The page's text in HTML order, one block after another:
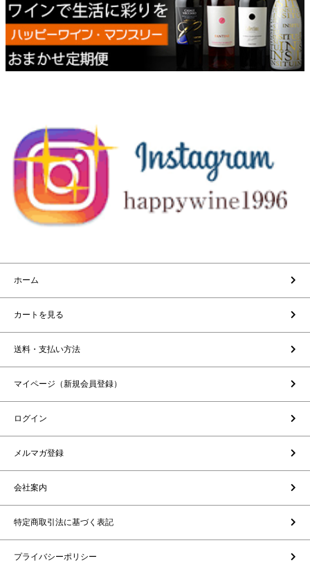
ホーム
カートを見る
送料・支払い方法
マイページ（新規会員登録）
ログイン
メルマガ登録
会社案内
特定商取引法に基づく表記
プライバシーポリシー